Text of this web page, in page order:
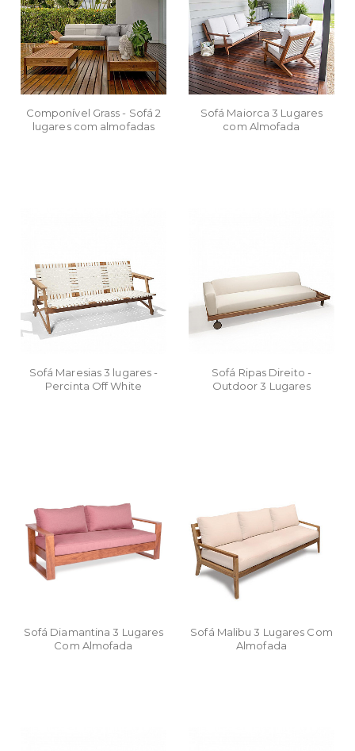
Componível Grass - Sofá 2
lugares com almofadas
Sofá Maiorca 3 Lugares
com Almofada
Sofá Maresias 3 lugares -
Percinta Off White
Sofá Ripas Direito -
Outdoor 3 Lugares
Sofá Diamantina 3 Lugares
Com Almofada
Sofá Malibu 3 Lugares Com
Almofada